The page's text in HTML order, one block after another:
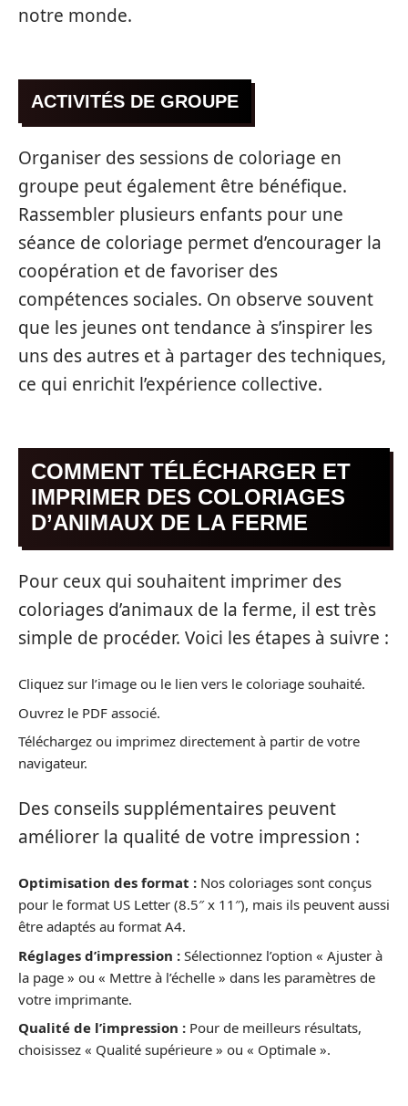
notre monde.
ACTIVITÉS DE GROUPE
Organiser des sessions de coloriage en
groupe peut également être bénéfique.
Rassembler plusieurs enfants pour une
séance de coloriage permet d’encourager la
coopération et de favoriser des
compétences sociales. On observe souvent
que les jeunes ont tendance à s’inspirer les
uns des autres et à partager des techniques,
ce qui enrichit l’expérience collective.
COMMENT TÉLÉCHARGER ET
IMPRIMER DES COLORIAGES
D’ANIMAUX DE LA FERME
Pour ceux qui souhaitent imprimer des
coloriages d’animaux de la ferme, il est très
simple de procéder. Voici les étapes à suivre :
Cliquez sur l’image ou le lien vers le coloriage souhaité.
Ouvrez le PDF associé.
Téléchargez ou imprimez directement à partir de votre
navigateur.
Des conseils supplémentaires peuvent
améliorer la qualité de votre impression :
Optimisation des format : Nos coloriages sont conçus
pour le format US Letter (8.5″ x 11″), mais ils peuvent aussi
être adaptés au format A4.
Réglages d’impression : Sélectionnez l’option « Ajuster à
la page » ou « Mettre à l’échelle » dans les paramètres de
votre imprimante.
Qualité de l’impression : Pour de meilleurs résultats,
choisissez « Qualité supérieure » ou « Optimale ».